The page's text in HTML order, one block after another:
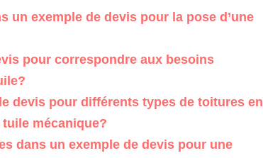
un exemple de devis pour la pose d’une
pour correspondre aux besoins
devis pour différents types de toitures en
mécanique?
dans un exemple de devis pour une